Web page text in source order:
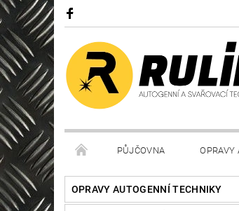
PŮJČOVNA OPRAVY
OPRAVY AUTOGENNÍ TECHNIKY